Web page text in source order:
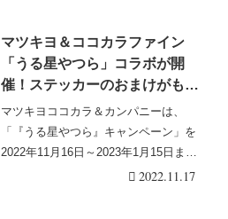
マツキヨ＆ココカラファイン
「うる星やつら」コラボが開
催！ステッカーのおまけがもら
える！抽選でグッズが当たるキ
ャンペーンも！
マツキヨココカラ＆カンパニーは、
「『うる星やつら』キャンペーン」を
2022年11月16日～2023年1月15日まで
2022.11.17